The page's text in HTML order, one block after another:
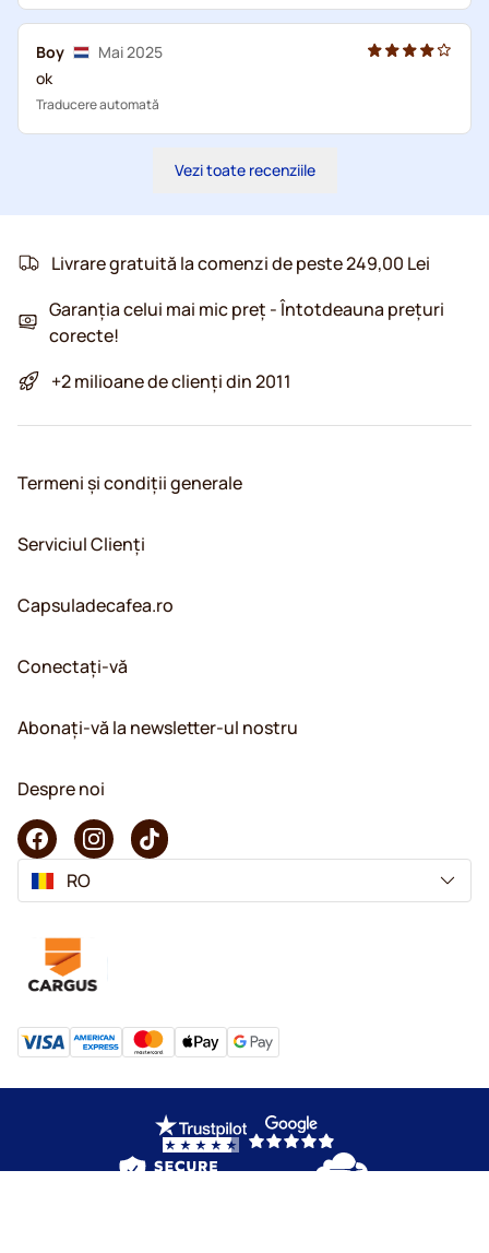
Boy
Mai 2025
ok
Traducere automată
Vezi toate recenziile
Livrare gratuită la comenzi de peste 249,00 Lei
Garanția celui mai mic preț - Întotdeauna prețuri
corecte!
+2 milioane de clienți din 2011
Termeni și condiții generale
Serviciul Clienți
Capsuladecafea.ro
Conectați-vă
Abonați-vă la newsletter-ul nostru
Despre noi
RO